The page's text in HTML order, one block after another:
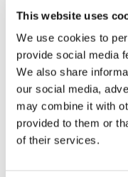
This website uses
We use cookies to
provide social media
We also share
our social media,
may combine it with
provided to them or
of their services.
Alle anzeigen von
Mehr von